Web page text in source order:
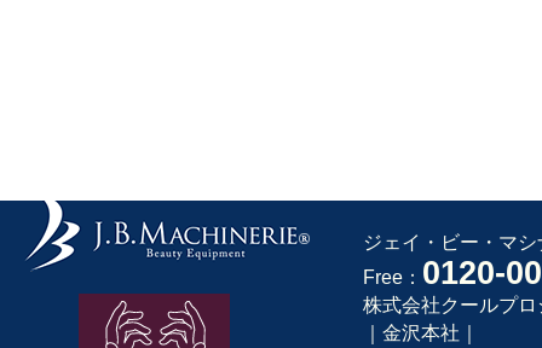
ジェイ・ビー・マ
Free： 0120-
株式会社クールプ
｜金沢本社｜